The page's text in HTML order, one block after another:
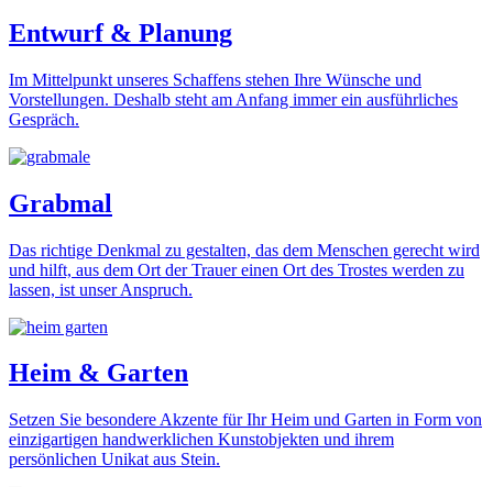
Entwurf & Planung
Im Mittelpunkt unseres Schaffens stehen Ihre Wünsche und
Vorstellungen. Deshalb steht am Anfang immer ein ausführliches
Gespräch.
Grabmal
Das richtige Denkmal zu gestalten, das dem Menschen gerecht wird
und hilft, aus dem Ort der Trauer einen Ort des Trostes werden zu
lassen, ist unser Anspruch.
Heim & Garten
Setzen Sie besondere Akzente für Ihr Heim und Garten in Form von
einzigartigen handwerklichen Kunstobjekten und ihrem
persönlichen Unikat aus Stein.